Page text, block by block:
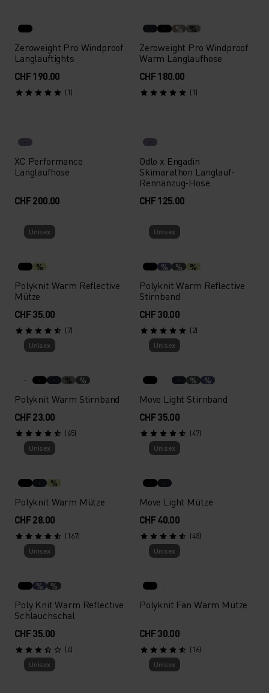
Zeroweight Pro Windproof
Langlauftights
CHF 190.00
(1)
% %
Zeroweight Pro Windproof
Warm Langlaufhose
CHF 180.00
(1)
XC Performance
Langlaufhose
CHF 200.00
Odlo x Engadin
Skimarathon Langlauf-
Rennanzug-Hose
CHF 125.00
Unisex
%
Polyknit Warm Reflective
Mütze
CHF 35.00
(7)
Unisex
% % %
Polyknit Warm Reflective
Stirnband
CHF 30.00
(2)
Unisex
% %
Polyknit Warm Stirnband
CHF 23.00
(65)
Unisex
% %
Move Light Stirnband
CHF 35.00
(47)
Unisex
%
Polyknit Warm Mütze
CHF 28.00
(167)
Unisex
Move Light Mütze
CHF 40.00
(48)
Unisex
% %
Poly Knit Warm Reflective
Schlauchschal
CHF 35.00
(4)
Unisex
Polyknit Fan Warm Mütze
CHF 30.00
(16)
Unisex
Unisex